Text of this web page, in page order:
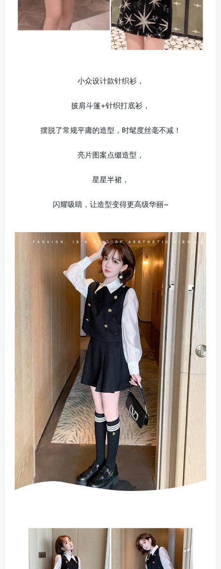
小众设计款针织衫，
披肩斗篷+针织打底衫，
摆脱了常规平庸的造型，时髦度丝毫不减！
亮片图案点缀造型，
星星半裙，
闪耀吸睛，让造型变得更高级华丽~